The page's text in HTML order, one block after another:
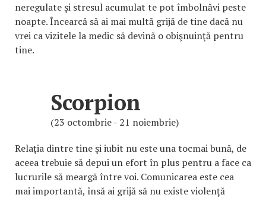
neregulate şi stresul acumulat te pot îmbolnăvi peste
noapte. Încearcă să ai mai multă grijă de tine dacă nu
vrei ca vizitele la medic să devină o obişnuinţă pentru
tine.
Scorpion
(23 octombrie - 21 noiembrie)
Relaţia dintre tine şi iubit nu este una tocmai bună, de
aceea trebuie să depui un efort în plus pentru a face ca
lucrurile să meargă între voi. Comunicarea este cea
mai importantă, însă ai grijă să nu existe violenţă